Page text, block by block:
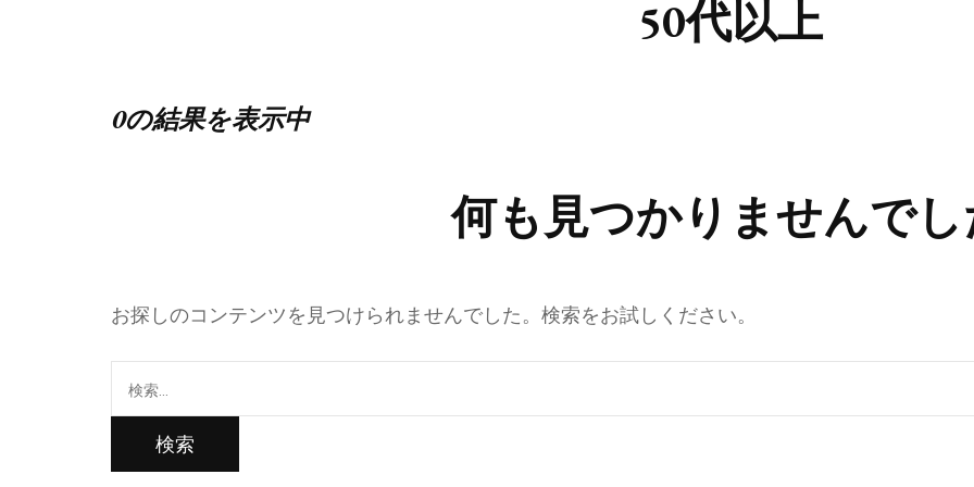
50代以上
0の結果を表示中
何も見つかりませんで
お探しのコンテンツを見つけられませんでした。検索をお試しください。
索: